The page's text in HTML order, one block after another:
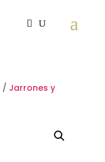
/ Jarrones y